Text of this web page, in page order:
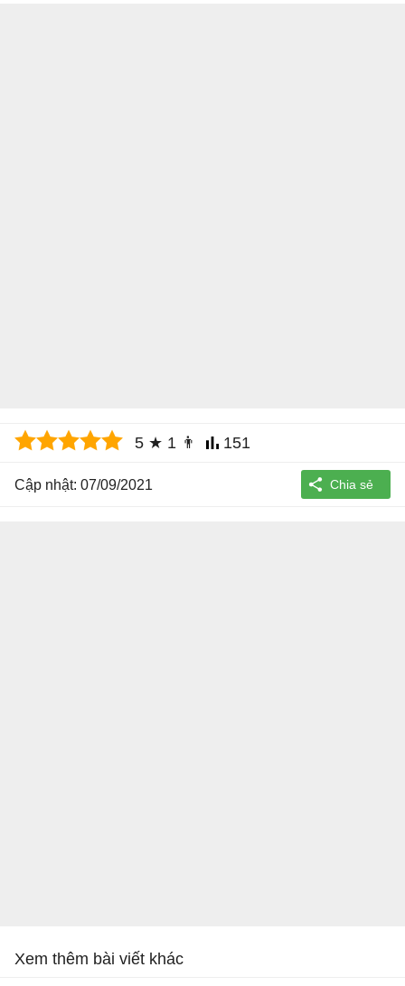
5 ★ 1 👨 151
Cập nhật: 07/09/2021
Xem thêm bài viết khác